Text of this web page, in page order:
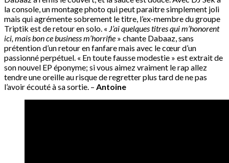
la console, un montage photo qui peut paraitre simplement joli
mais qui agrémente sobrement le titre, l’ex-membre du groupe
Triptik est de retour en solo. « J’ai quelques titres qui m’honorent
ici, mais bon ce business m’horrifie » chante Dabaaz, sans
prétention d’un retour en fanfare mais avec le cœur d’un
passionné perpétuel. « En toute fausse modestie » est extrait de
son nouvel EP éponyme; si vous aimez vraiment le rap allez
tendre une oreille au risque de regretter plus tard de ne pas
l’avoir écouté à sa sortie. – Antoine